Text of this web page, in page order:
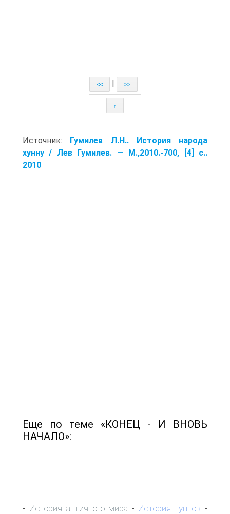
<< >>
↑
Источник: Гумилев Л.Н.. История народа
хунну / Лев Гумилев. — M.,2010.-700, [4] с..
2010
Еще по теме «КОНЕЦ - И ВНОВЬ
НАЧАЛО»:
- История античного мира - История гуннов -